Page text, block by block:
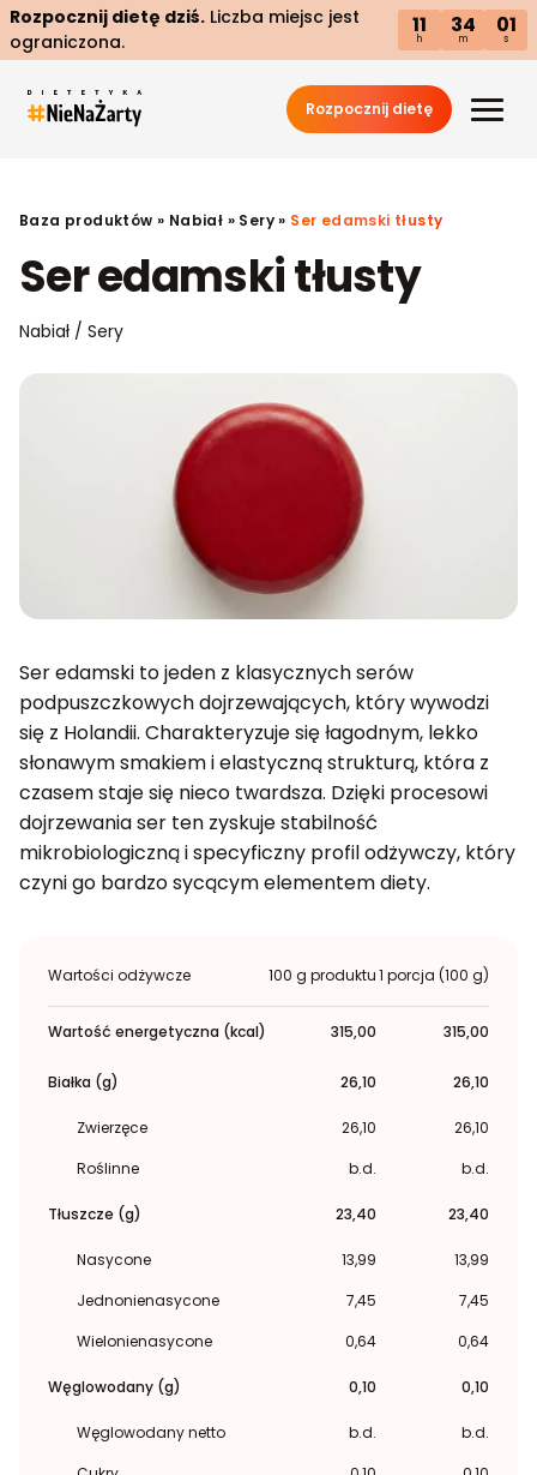
Rozpocznij dietę dziś. Liczba miejsc jest
ograniczona.
11
h
34
m
00
s
Rozpocznij dietę
Baza produktów » Nabiał » Sery» Ser edamski tłusty
Ser edamski tłusty
Nabiał / Sery
Ser edamski to jeden z klasycznych serów
podpuszczkowych dojrzewających, który wywodzi
się z Holandii. Charakteryzuje się łagodnym, lekko
słonawym smakiem i elastyczną strukturą, która z
czasem staje się nieco twardsza. Dzięki procesowi
dojrzewania ser ten zyskuje stabilność
mikrobiologiczną i specyficzny profil odżywczy, który
czyni go bardzo sycącym elementem diety.
Wartości odżywcze 100 g produktu1 porcja (100 g)
Wartość energetyczna (kcal) 315,00 315,00
Białka (g) 26,10 26,10
Zwierzęce 26,10
26,10
Roślinne
b.d. b.d.
Tłuszcze (g) 23,40 23,40
Nasycone 13,99
13,99
Jednonienasycone
7,45
7,45
Wielonienasycone
0,64 0,64
Węglowodany (g) 0,10 0,10
Węglowodany netto b.d.
b.d.